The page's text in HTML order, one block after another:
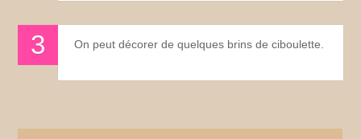
On peut décorer de quelques brins de ciboulette.